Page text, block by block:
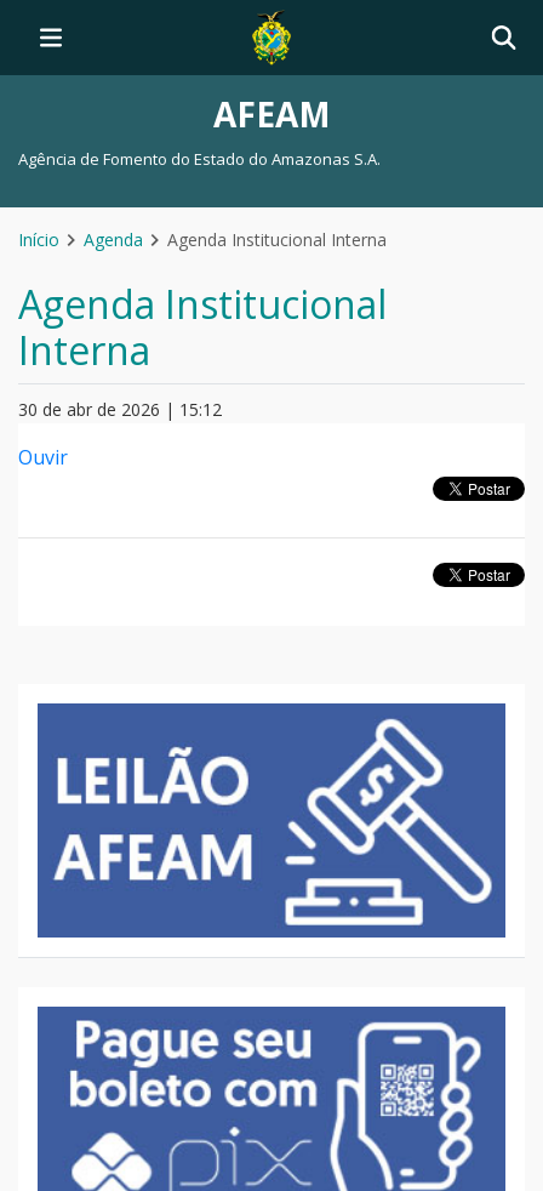
AFEAM
Agência de Fomento do Estado do Amazonas S.A.
Início Agenda Agenda Institucional Interna
Agenda Institucional
Interna
30 de abr de 2026 | 15:12
Ouvir